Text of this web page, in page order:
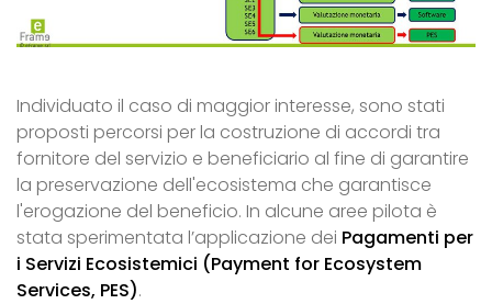
Individuato il caso di maggior interesse, sono stati
proposti percorsi per la costruzione di accordi tra
fornitore del servizio e beneficiario al fine di garantire
la preservazione dell'ecosistema che garantisce
l'erogazione del beneficio. In alcune aree pilota è
stata sperimentata l’applicazione dei Pagamenti per
i Servizi Ecosistemici (Payment for Ecosystem
Services, PES).